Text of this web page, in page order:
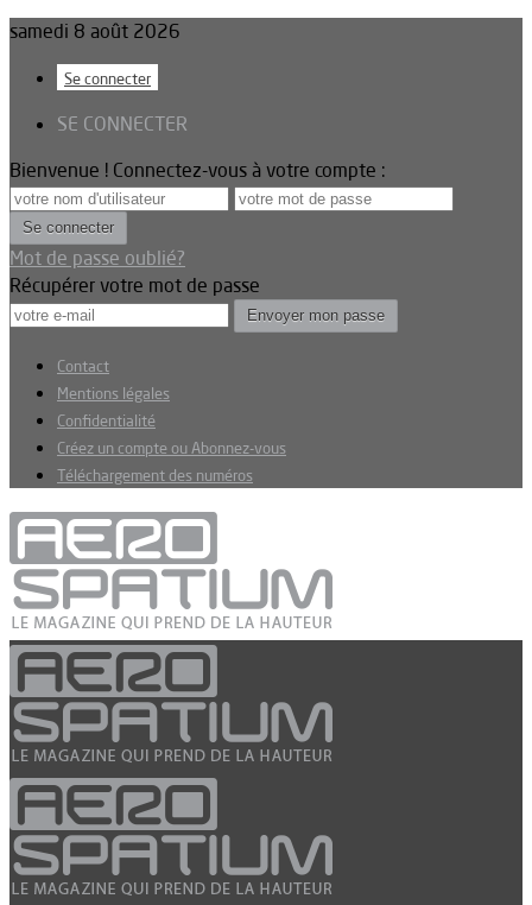
samedi 8 août 2026
Se connecter
SE CONNECTER
Bienvenue ! Connectez-vous à votre compte :
Mot de passe oublié?
Récupérer votre mot de passe
Contact
Mentions légales
Confidentialité
Créez un compte ou Abonnez-vous
Téléchargement des numéros